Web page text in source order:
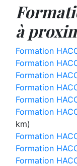
à
Formation
Formation
Formation
Formation
Formation
Formation
km)
Formation
Formation
Formation